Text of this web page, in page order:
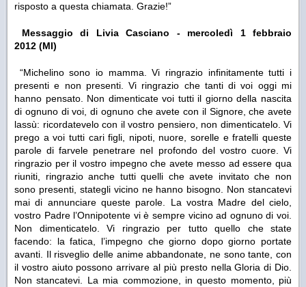
risposto a questa chiamata. Grazie!”
Messaggio di Livia Casciano - mercoledì 1 febbraio
2012 (MI)
“Michelino sono io mamma. Vi ringrazio infinitamente tutti i
presenti e non presenti. Vi ringrazio che tanti di voi oggi mi
hanno pensato. Non dimenticate voi tutti il giorno della nascita
di ognuno di voi, di ognuno che avete con il Signore, che avete
lassù: ricordatevelo con il vostro pensiero, non dimenticatelo. Vi
prego a voi tutti cari figli, nipoti, nuore, sorelle e fratelli queste
parole di farvele penetrare nel profondo del vostro cuore. Vi
ringrazio per il vostro impegno che avete messo ad essere qua
riuniti, ringrazio anche tutti quelli che avete invitato che non
sono presenti, stategli vicino ne hanno bisogno. Non stancatevi
mai di annunciare queste parole. La vostra Madre del cielo,
vostro Padre l’Onnipotente vi è sempre vicino ad ognuno di voi.
Non dimenticatelo. Vi ringrazio per tutto quello che state
facendo: la fatica, l’impegno che giorno dopo giorno portate
avanti. Il risveglio delle anime abbandonate, ne sono tante, con
il vostro aiuto possono arrivare al più presto nella Gloria di Dio.
Non stancatevi. La mia commozione, in questo momento, più